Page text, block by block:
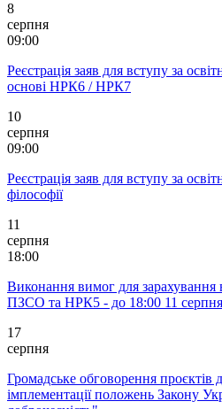
8
серпня
09:00
Реєстрація заяв для вступу за
основі НРК6 / НРК7
10
серпня
09:00
Реєстрація заяв для вступу за
філософії
11
серпня
18:00
Виконання вимог для зарахування
ПЗСО та НРК5 - до 18:00 11 серпня
17
серпня
Громадське обговорення
імплементації положень Закону